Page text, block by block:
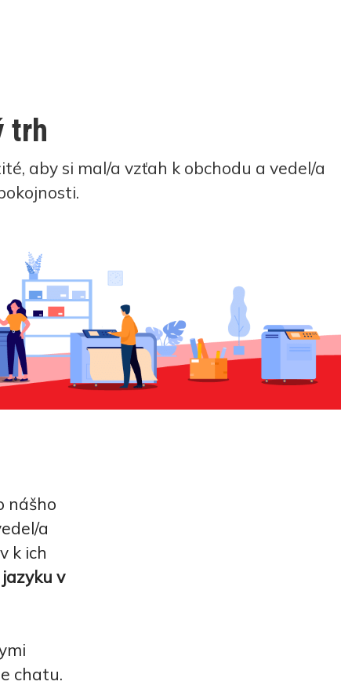
trh
aby si mal/a vzťah k obchodu a vedel/a
nášho
a
k ich
v
chatu.